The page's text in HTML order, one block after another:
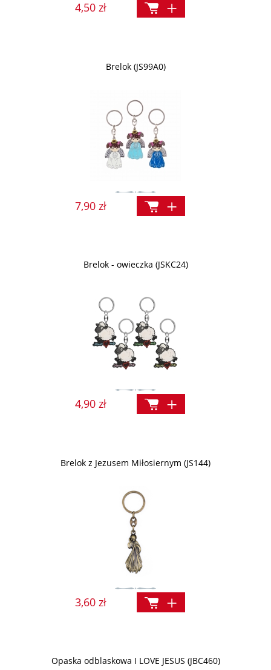
4,50 zł
Brelok (JS99A0)
7,90 zł
Brelok - owieczka (JSKC24)
4,90 zł
Brelok z Jezusem Miłosiernym (JS144)
3,60 zł
Opaska odblaskowa I LOVE JESUS (JBC460)